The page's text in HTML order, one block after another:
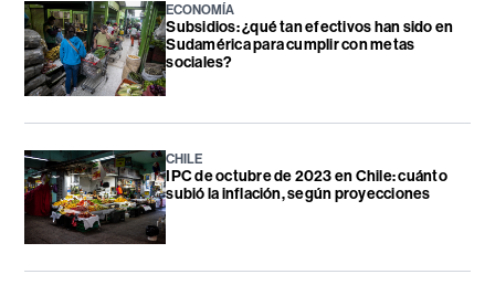
ECONOMÍA
Subsidios: ¿qué tan efectivos han sido en
Sudamérica para cumplir con metas
sociales?
CHILE
IPC de octubre de 2023 en Chile: cuánto
subió la inflación, según proyecciones